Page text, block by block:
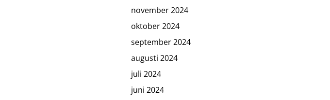
november 2024
oktober 2024
september 2024
augusti 2024
juli 2024
juni 2024